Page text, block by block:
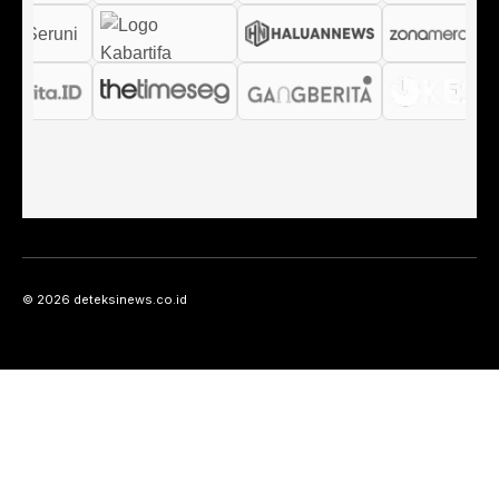
© 2026 deteksinews.co.id